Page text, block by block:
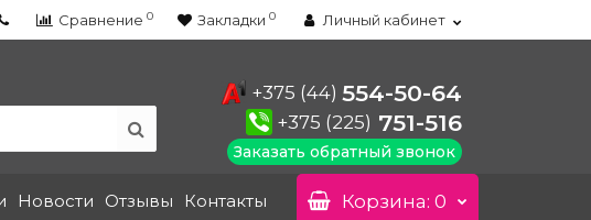
Сравнение 0 Закладки 0 Личный кабинет
+375 (44) 554-50-64
+375 (225) 751-516
Заказать обратный звонок
Новости Отзывы Контакты Корзина: 0